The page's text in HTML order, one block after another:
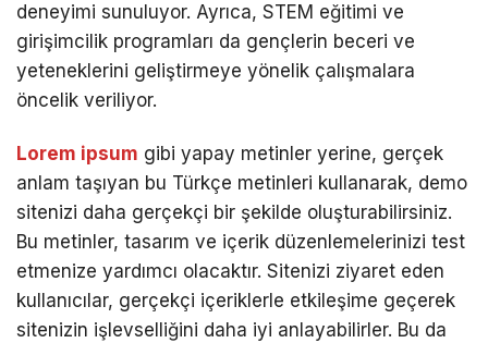
deneyimi sunuluyor. Ayrıca, STEM eğitimi ve
girişimcilik programları da gençlerin beceri ve
yeteneklerini geliştirmeye yönelik çalışmalara
öncelik veriliyor.
Lorem ipsum gibi yapay metinler yerine, gerçek
anlam taşıyan bu Türkçe metinleri kullanarak, demo
sitenizi daha gerçekçi bir şekilde oluşturabilirsiniz.
Bu metinler, tasarım ve içerik düzenlemelerinizi test
etmenize yardımcı olacaktır. Sitenizi ziyaret eden
kullanıcılar, gerçekçi içeriklerle etkileşime geçerek
sitenizin işlevselliğini daha iyi anlayabilirler. Bu da